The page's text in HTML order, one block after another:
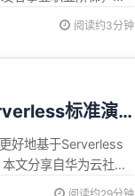
阅读约3分钟
标准演
好地基于Serverless
文分享自华为云社区
，作者：华为云